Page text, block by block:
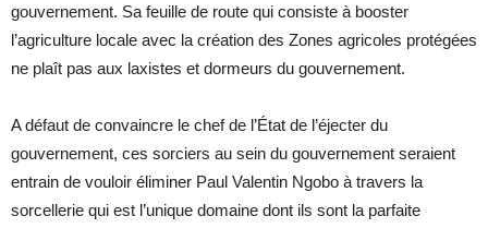
gouvernement. Sa feuille de route qui consiste à booster
l’agriculture locale avec la création des Zones agricoles protégées
ne plaît pas aux laxistes et dormeurs du gouvernement.
A défaut de convaincre le chef de l’État de l’éjecter du
gouvernement, ces sorciers au sein du gouvernement seraient
entrain de vouloir éliminer Paul Valentin Ngobo à travers la
sorcellerie qui est l’unique domaine dont ils sont la parfaite